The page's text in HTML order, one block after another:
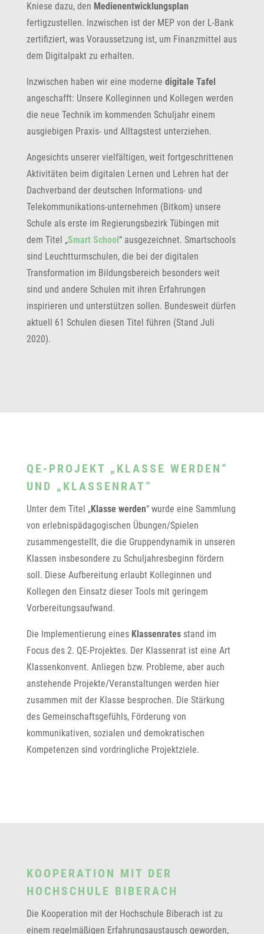
Kniese dazu, den Medienentwicklungsplan
fertigzustellen. Inzwischen ist der MEP von der L-Bank
zertifiziert, was Voraussetzung ist, um Finanzmittel aus
dem Digitalpakt zu erhalten.
Inzwischen haben wir eine moderne digitale Tafel
angeschafft: Unsere Kolleginnen und Kollegen werden
die neue Technik im kommenden Schuljahr einem
ausgiebigen Praxis- und Alltagstest unterziehen.
Angesichts unserer vielfältigen, weit fortgeschrittenen
Aktivitäten beim digitalen Lernen und Lehren hat der
Dachverband der deutschen Informations- und
Telekommunikations-unternehmen (Bitkom) unsere
Schule als erste im Regierungsbezirk Tübingen mit
dem Titel „Smart School“ ausgezeichnet. Smartschools
sind Leuchtturmschulen, die bei der digitalen
Transformation im Bildungsbereich besonders weit
sind und andere Schulen mit ihren Erfahrungen
inspirieren und unterstützen sollen. Bundesweit dürfen
aktuell 61 Schulen diesen Titel führen (Stand Juli
2020).
QE-PROJEKT „KLASSE WERDEN“
UND „KLASSENRAT“
Unter dem Titel „Klasse werden“ wurde eine Sammlung
von erlebnispädagogischen Übungen/Spielen
zusammengestellt, die die Gruppendynamik in unseren
Klassen insbesondere zu Schuljahresbeginn fördern
soll. Diese Aufbereitung erlaubt Kolleginnen und
Kollegen den Einsatz dieser Tools mit geringem
Vorbereitungsaufwand.
Die Implementierung eines Klassenratesstand im
Focus des 2. QE-Projektes. Der Klassenrat ist eine Art
Klassenkonvent. Anliegen bzw. Probleme, aber auch
anstehende Projekte/Veranstaltungen werden hier
zusammen mit der Klasse besprochen. Die Stärkung
des Gemeinschaftsgefühls, Förderung von
kommunikativen, sozialen und demokratischen
Kompetenzen sind vordringliche Projektziele.
KOOPERATION MIT DER
HOCHSCHULE BIBERACH
Die Kooperation mit der Hochschule Biberach ist zu
einem regelmäßigen Erfahrungsaustausch geworden,